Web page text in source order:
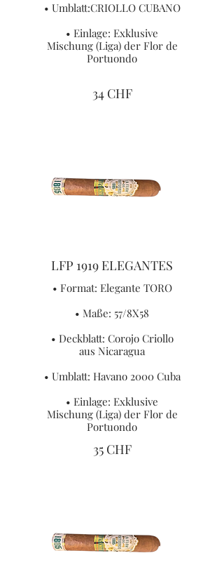
• Umblatt:CRIOLLO CUBANO
• Einlage: Exklusive
Mischung (Liga) der Flor de
Portuondo
34 CHF
LFP 1919 ELEGANTES
• Format: Elegante TORO
• Maße: 57/8X58
• Deckblatt: Corojo Criollo
aus Nicaragua
• Umblatt: Havano 2000 Cuba
• Einlage: Exklusive
Mischung (Liga) der Flor de
Portuondo
35 CHF